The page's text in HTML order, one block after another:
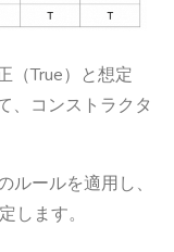
（True）と想定
、コンストラクタ
ールを適用し、
します。